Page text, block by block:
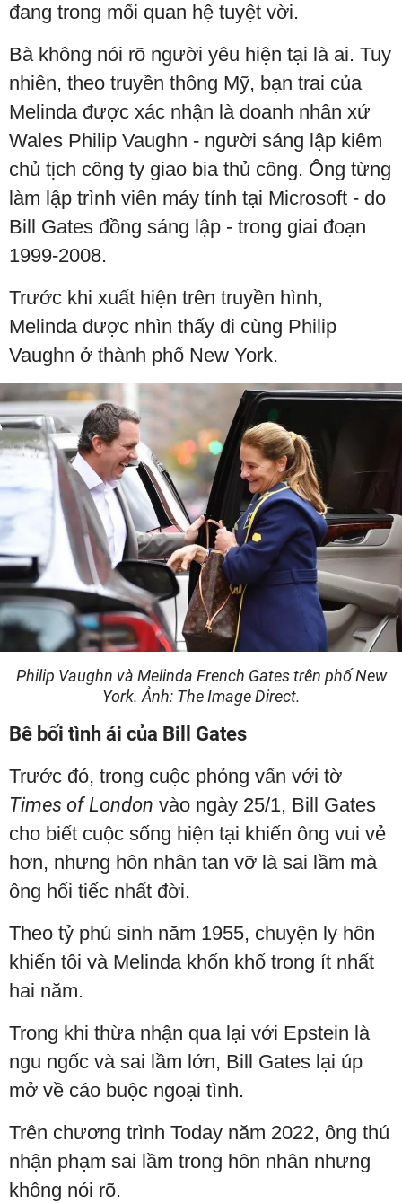
đang trong mối quan hệ tuyệt vời.
Bà không nói rõ người yêu hiện tại là ai. Tuy
nhiên, theo truyền thông Mỹ, bạn trai của
Melinda được xác nhận là doanh nhân xứ
Wales Philip Vaughn - người sáng lập kiêm
chủ tịch công ty giao bia thủ công. Ông từng
làm lập trình viên máy tính tại Microsoft - do
Bill Gates đồng sáng lập - trong giai đoạn
1999-2008.
Trước khi xuất hiện trên truyền hình,
Melinda được nhìn thấy đi cùng Philip
Vaughn ở thành phố New York.
Philip Vaughn và Melinda French Gates trên phố New
York. Ảnh: The Image Direct.
Bê bối tình ái của Bill Gates
Trước đó, trong cuộc phỏng vấn với tờ
Times of London vào ngày 25/1, Bill Gates
cho biết cuộc sống hiện tại khiến ông vui vẻ
hơn, nhưng hôn nhân tan vỡ là sai lầm mà
ông hối tiếc nhất đời.
Theo tỷ phú sinh năm 1955, chuyện ly hôn
khiến tôi và Melinda khốn khổ trong ít nhất
hai năm.
Trong khi thừa nhận qua lại với Epstein là
ngu ngốc và sai lầm lớn, Bill Gates lại úp
mở về cáo buộc ngoại tình.
Trên chương trình Today năm 2022, ông thú
nhận phạm sai lầm trong hôn nhân nhưng
không nói rõ.